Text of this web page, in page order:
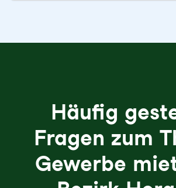
Häufig
Fragen zum
Gewerbe